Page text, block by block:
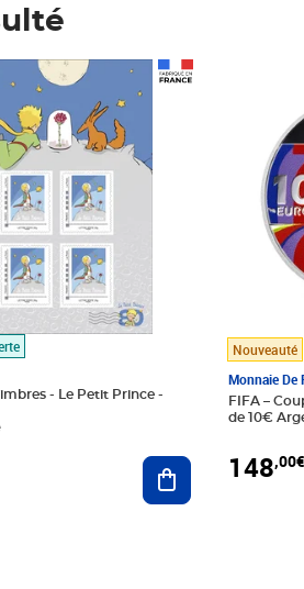
- Le Petit Prince -
Ajouter au panier
Nouveauté
Monnaie De
FIFA –
de 10€
148,00€